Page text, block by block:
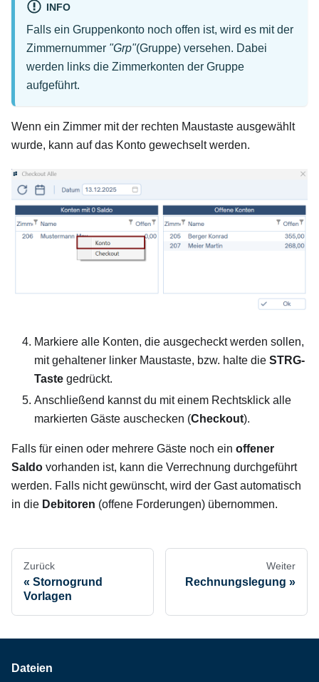
INFO
Falls ein Gruppenkonto noch offen ist, wird es mit der
Zimmernummer "Grp"(Gruppe) versehen. Dabei
werden links die Zimmerkonten der Gruppe
aufgeführt.
Wenn ein Zimmer mit der rechten Maustaste ausgewählt
wurde, kann auf das Konto gewechselt werden.
Markiere alle Konten, die ausgecheckt werden sollen,
mit gehaltener linker Maustaste, bzw. halte die STRG-
Taste gedrückt.
Anschließend kannst du mit einem Rechtsklick alle
markierten Gäste auschecken (Checkout).
Falls für einen oder mehrere Gäste noch ein offener
Saldo vorhanden ist, kann die Verrechnung durchgeführt
werden. Falls nicht gewünscht, wird der Gast automatisch
in die Debitoren (offene Forderungen) übernommen.
Zurück
Stornogrund
Vorlagen
Weiter
Rechnungslegung
Dateien